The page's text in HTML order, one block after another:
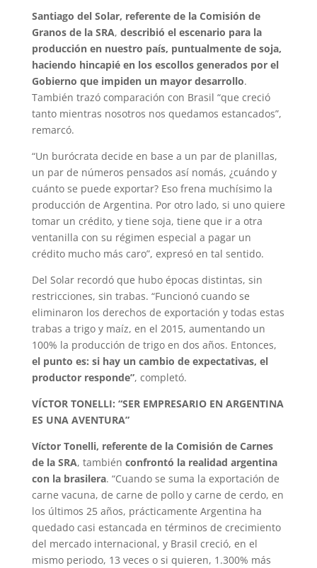
Santiago del Solar, referente de la Comisión de
Granos de la SRA, describió el escenario para la
producción en nuestro país, puntualmente de soja,
haciendo hincapié en los escollos generados por el
Gobierno que impiden un mayor desarrollo.
También trazó comparación con Brasil “que creció
tanto mientras nosotros nos quedamos estancados”,
remarcó.
“Un burócrata decide en base a un par de planillas,
un par de números pensados así nomás, ¿cuándo y
cuánto se puede exportar? Eso frena muchísimo la
producción de Argentina. Por otro lado, si uno quiere
tomar un crédito, y tiene soja, tiene que ir a otra
ventanilla con su régimen especial a pagar un
crédito mucho más caro”, expresó en tal sentido.
Del Solar recordó que hubo épocas distintas, sin
restricciones, sin trabas. “Funcionó cuando se
eliminaron los derechos de exportación y todas estas
trabas a trigo y maíz, en el 2015, aumentando un
100% la producción de trigo en dos años. Entonces,
el punto es: si hay un cambio de expectativas, el
productor responde”, completó.
VÍCTOR TONELLI: “SER EMPRESARIO EN ARGENTINA
ES UNA AVENTURA”
Víctor Tonelli, referente de la Comisión de Carnes
de la SRA, también confrontó la realidad argentina
con la brasilera. “Cuando se suma la exportación de
carne vacuna, de carne de pollo y carne de cerdo, en
los últimos 25 años, prácticamente Argentina ha
quedado casi estancada en términos de crecimiento
del mercado internacional, y Brasil creció, en el
mismo periodo, 13 veces o si quieren, 1.300% más